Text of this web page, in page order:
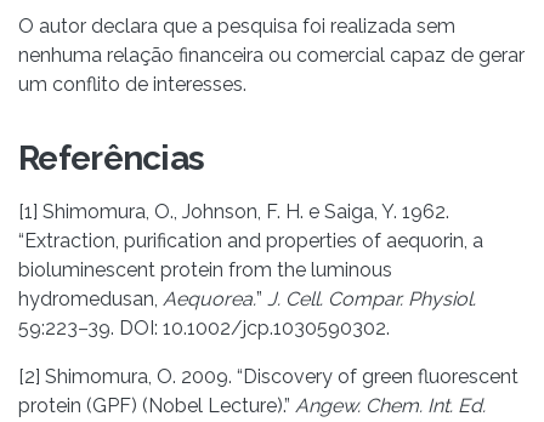
O autor declara que a pesquisa foi realizada sem
nenhuma relação financeira ou comercial capaz de gerar
um conflito de interesses.
Referências
[1] Shimomura, O., Johnson, F. H. e Saiga, Y. 1962.
“Extraction, purification and properties of aequorin, a
bioluminescent protein from the luminous
hydromedusan, Aequorea.” J. Cell. Compar. Physiol.
59:223–39. DOI: 10.1002/jcp.1030590302.
[2] Shimomura, O. 2009. “Discovery of green fluorescent
protein (GPF) (Nobel Lecture).” Angew. Chem. Int. Ed.